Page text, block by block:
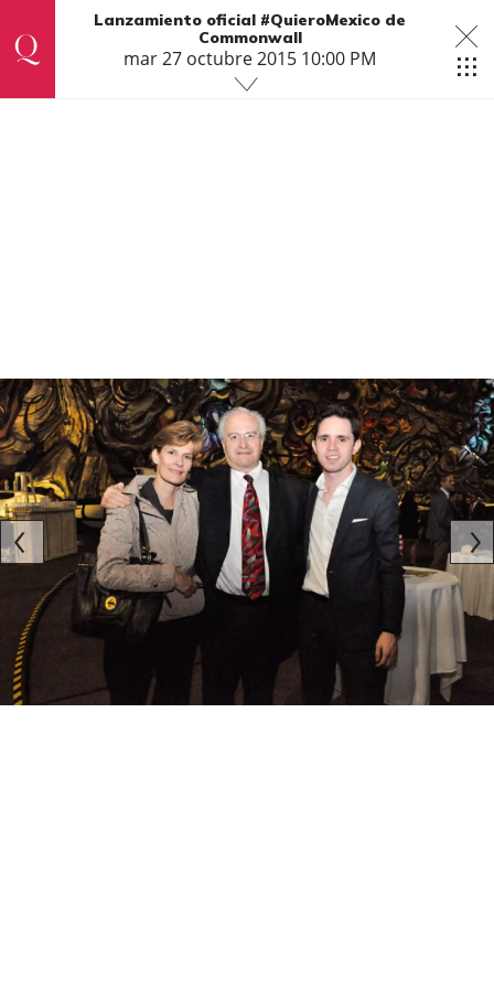
Lanzamiento oficial #QuieroMexico de
Commonwall
mar 27 octubre 2015 10:00 PM